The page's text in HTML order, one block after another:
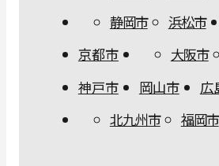
静岡市
浜松市
京都市
大阪市
神戸市
岡山市
広
北九州市
福岡市